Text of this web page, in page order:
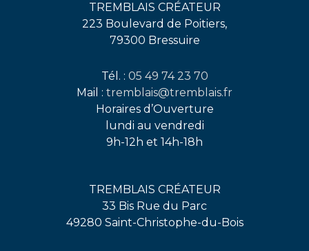
TREMBLAIS CRÉATEUR
223 Boulevard de Poitiers,
79300 Bressuire
Tél. : 05 49 74 23 70
Mail : tremblais@tremblais.fr
Horaires d’Ouverture
lundi au vendredi
9h-12h et 14h-18h
TREMBLAIS CRÉATEUR
33 Bis Rue du Parc
49280 Saint-Christophe-du-Bois